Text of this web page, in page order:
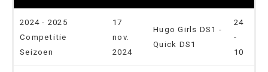
2024 - 2025
Competitie
Seizoen
17
nov.
2024
Hugo Girls DS1 -
Quick DS1
24
-
10